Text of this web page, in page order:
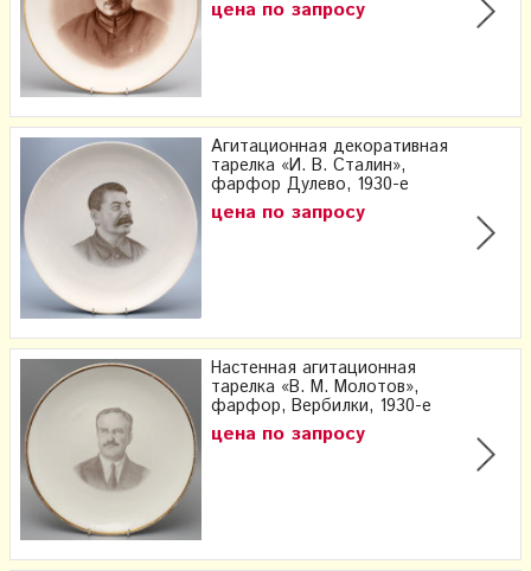
цена по запросу
Агитационная декоративная
тарелка «И. В. Сталин»,
фарфор Дулево, 1930-е
цена по запросу
Настенная агитационная
тарелка «В. М. Молотов»,
фарфор, Вербилки, 1930-е
цена по запросу